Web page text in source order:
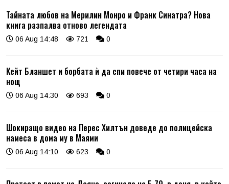
Тайната любов на Мерилин Монро и Франк Синатра? Нова
книга разпалва отново легендата
06 Aug 14:48 721 0
Кейт Бланшет и борбата ѝ да спи повече от четири часа на
нощ
06 Aug 14:30 693 0
Шокиращо видео на Перес Хилтън доведе до полицейска
намеса в дома му в Маями
06 Aug 14:10 623 0